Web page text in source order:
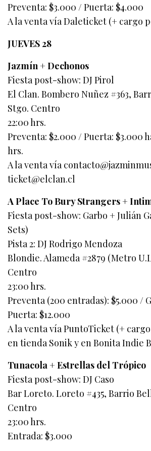
Preventa: $3.000 / Puerta: $4.000
A la venta vía Daleticket (+ cargo
JUEVES 28
Jazmín + Dechonos
Fiesta post-show: DJ Pirol
El Clan. Bombero Nuñez #363,
Stgo. Centro
22:00 hrs.
Preventa: $2.000 / Puerta: $3.000
hrs.
A la venta vía
ticket@elclan.cl
A Place To Bury Strangers +
Fiesta post-show: Garbo + Julián
Sets)
Pista 2: DJ Rodrigo Mendoza
Blondie. Alameda #2879 (Metro
Centro
23:00 hrs.
Preventa (200 entradas): $5.000 /
Puerta: $12.000
A la venta vía PuntoTicket (+
en tienda Sonik y en Bonita Indie
Tunacola + Estrellas del Trópico
Fiesta post-show: DJ Caso
Bar Loreto. Loreto #435, Barrio
Centro
23:00 hrs.
Entrada: $3.000